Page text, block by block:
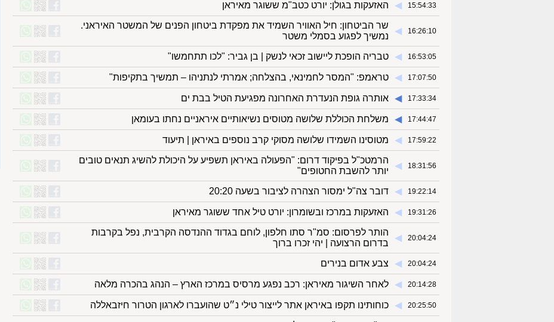
15:54:33
◀︎ האזעקות בגולן: יורט כטב"מ ששוגר מאיראן
16:26:10
◀︎
שר הביטחון: חיל האוויר השמיד את מפקדת ביטחון הפנים של המשטר האיראני.
נמשיך לפגוע בסמלי משטר
16:53:05
◀︎ טבריה הופכת ליישוב זכאי לנשק | בן גביר: "לכו תתחמשו"
17:07:50
◀︎ טראמפ: "המסר לחמינאי, בהצלחה; אמרתי לנתניהו – תמשיך בתקיפות"
17:33:34
◀︎ אותרה גופת הנעדרת האחרונה מפגיעת הטיל בבת ים
17:44:47
◀︎ משלחת הכוללת שלושה מטוסים נשיאותיים איראניים נחתו בעומאן
17:59:22
◀︎ מטוסינו השמידו שלושה מסוקי קרב נוספים באיראן | תיעוד
18:31:56
◀︎
הרמטכ"ל בפיקוד דרום: "הפעולה באיראן תשפיע על היכולת להשיג תנאים טובים
יותר להשבת החטופים"
19:22:14
◀︎ דובר צה"ל ימסור הצהרה לציבור בשעה 20:20
19:31:26
◀︎ האזעקות במרכז ובשומרון: יורט טיל אחד ששוגר מאיראן
20:04:24
◀︎
הותר לפרסום: סמ"ר סתו חלפון, לוחם בגדוד ההנדסה הקרבית, נפל בקרבות
בדרום הרצועה | יהי זכרו ברוך
20:04:24
◀︎ צבע אדום בנירים
20:14:28
◀︎ לאחר השיגור מאיראן: רכב נפגע מרסיס במרכז הארץ – הנהג בהכרה מלאה
20:25:50
◀︎
כוחותינו תקפו באיראן אתר לייצור טילי נ״ט שהועברו לארגון הטרור חיזבאללה